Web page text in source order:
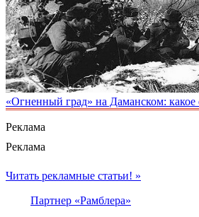
«Огненный град» на Даманском:
Реклама
Реклама
Читать рекламные статьи! »
Партнер «Рамблера»